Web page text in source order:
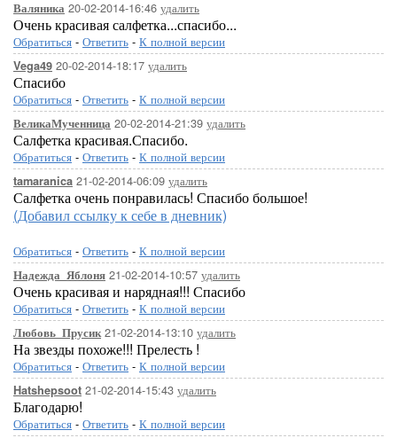
Валяника 20-02-2014-16:46 удалить
Очень красивая салфетка...спасибо...
Обратиться - Ответить - К полной версии
Vega49 20-02-2014-18:17 удалить
Спасибо
Обратиться - Ответить - К полной версии
ВеликаМученница 20-02-2014-21:39 удалить
Салфетка красивая.Спасибо.
Обратиться - Ответить - К полной версии
tamaranica 21-02-2014-06:09 удалить
Салфетка очень понравилась! Спасибо большое!
(Добавил ссылку к себе в дневник)
Обратиться - Ответить - К полной версии
Надежда_Яблоня 21-02-2014-10:57 удалить
Очень красивая и нарядная!!! Спасибо
Обратиться - Ответить - К полной версии
Любовь_Прусик21-02-2014-13:10 удалить
На звезды похоже!!! Прелесть !
Обратиться - Ответить - К полной версии
Hatshepsoot 21-02-2014-15:43 удалить
Благодарю!
Обратиться - Ответить - К полной версии